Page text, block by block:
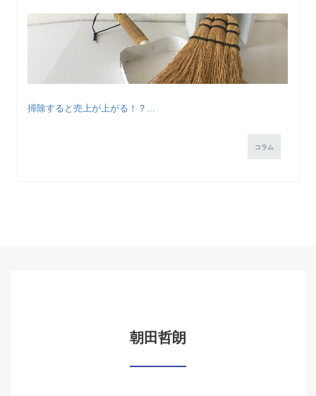
掃除すると売上が上がる！？...
コラム
朝田哲朗